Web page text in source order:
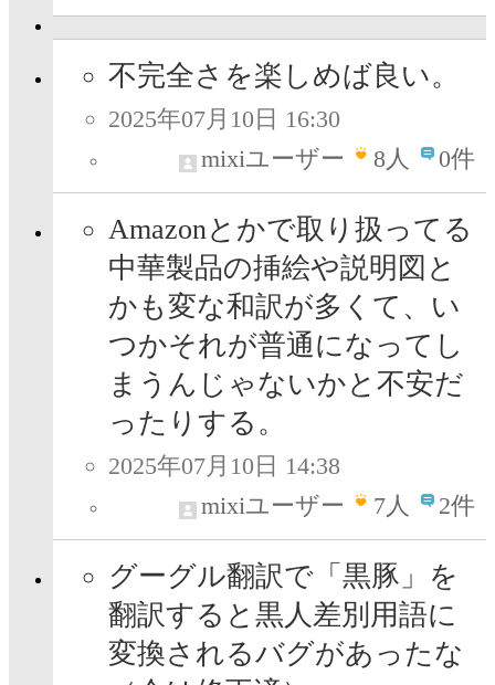
不完全さを楽しめば良い。
2025年07月10日 16:30
mixiユーザー
8人 0件
Amazonとかで取り扱ってる
中華製品の挿絵や説明図と
かも変な和訳が多くて、い
つかそれが普通になってし
まうんじゃないかと不安だ
ったりする。
2025年07月10日 14:38
mixiユーザー
7人 2件
グーグル翻訳で「黒豚」を
翻訳すると黒人差別用語に
変換されるバグがあったな